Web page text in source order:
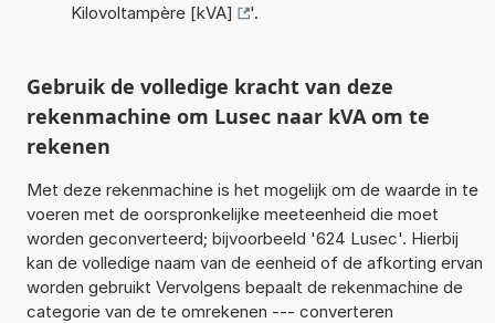
Kilovoltampère [kVA]
'.
Gebruik de volledige kracht van deze
rekenmachine om Lusec naar kVA om te
rekenen
Met deze rekenmachine is het mogelijk om de waarde in te
voeren met de oorspronkelijke meeteenheid die moet
worden geconverteerd; bijvoorbeeld '624 Lusec'. Hierbij
kan de volledige naam van de eenheid of de afkorting ervan
worden gebruikt Vervolgens bepaalt de rekenmachine de
categorie van de te omrekenen --- converteren